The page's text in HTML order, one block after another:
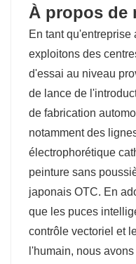
À propos de
En tant
exploitons des
d'essai au niveau
de lance de
de fabrication
notamment des
électrophorétique
peinture sans
japonais OTC. En
que les puces
contrôle vectoriel et
l'humain, nous